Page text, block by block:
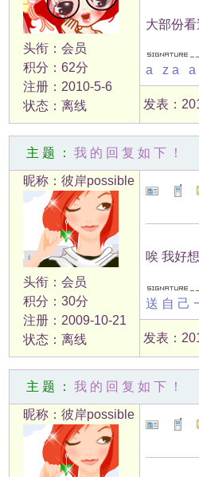
头衔：会员
积分：62分
注册：2010-5-6
状态：离线
大部份看
a za
发表：
主题： 我的回复如下！
昵称：彼岸possible
头衔：会员
积分：30分
注册：2009-10-21
状态：离线
唉 我好
送自己
发表：
主题： 我的回复如下！
昵称：彼岸possible